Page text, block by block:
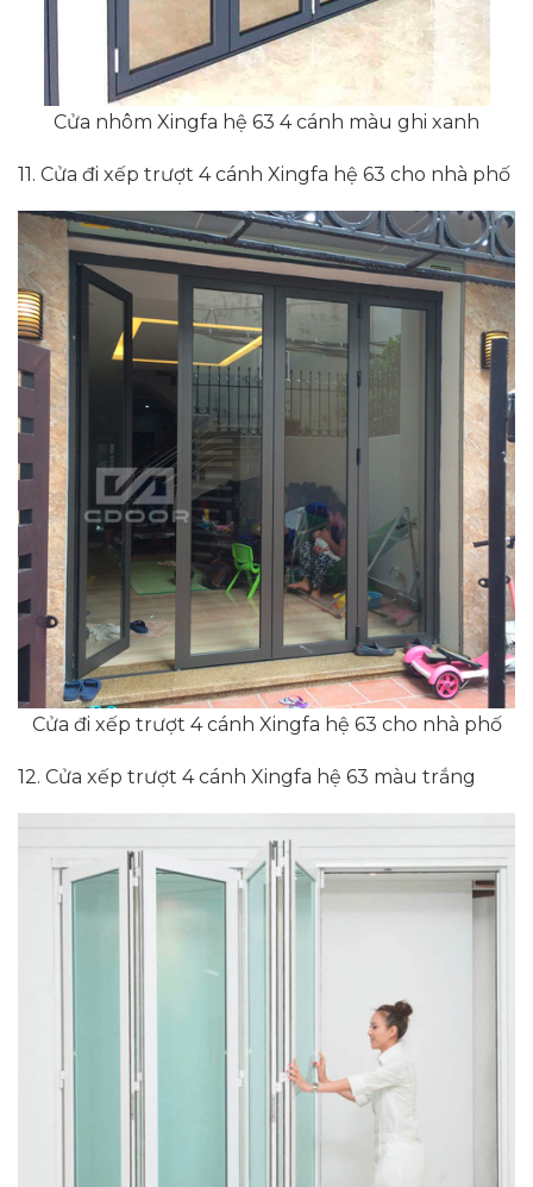
Cửa nhôm Xingfa hệ 63 4 cánh màu ghi xanh
11. Cửa đi xếp trượt 4 cánh Xingfa hệ 63 cho nhà phố
Cửa đi xếp trượt 4 cánh Xingfa hệ 63 cho nhà phố
12. Cửa xếp trượt 4 cánh Xingfa hệ 63 màu trắng